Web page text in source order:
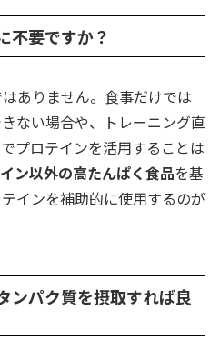
不要ですか？
ありません。食事だけでは
ない場合や、トレーニング直
プロテインを活用することは
ン以外の高たんぱく食品を基
インを補助的に使用するのが
ンパク質を摂取すれば良